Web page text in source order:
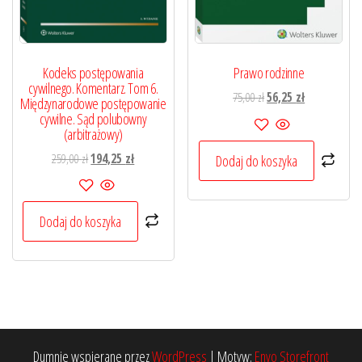
Kodeks postępowania
cywilnego. Komentarz. Tom 6.
Międzynarodowe postępowanie
cywilne. Sąd polubowny
(arbitrażowy)
259,00złPierwotna
cena
wynosiła:
259,00 zł.
194,25 złAktualna
194,25 zł.
Dodaj do koszyka
Prawo rodzinne
75,00złPierwotna
cena
wynosiła:
75,00 zł.
56,25 złAktualna
56,25 zł.
Dodaj do koszyka
Dumnie wspierane przezWordPress | Motyw: Envo Storefront